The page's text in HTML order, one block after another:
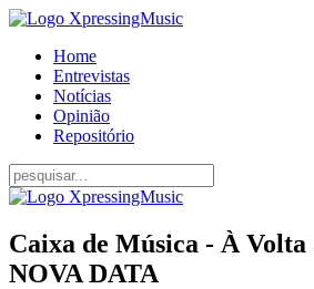
Home
Entrevistas
Notícias
Opinião
Repositório
Caixa de Música - À Volta
NOVA DATA